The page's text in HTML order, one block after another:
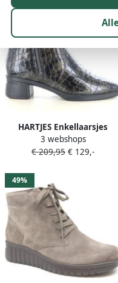
38%
HARTJES Enkellaarsjes
Dames 172.1902 Blues
Maat: 42 5 Materiaal:
3 webshops
€ 209,95 € 129,-
49%